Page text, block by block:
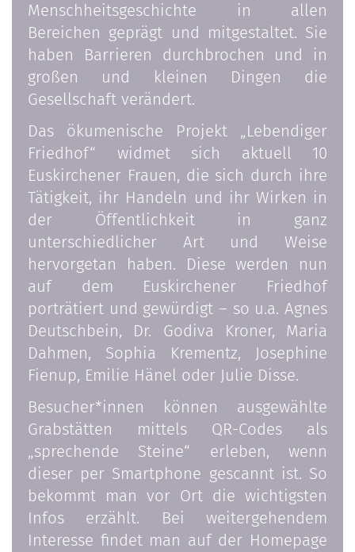
Menschheitsgeschichte in allen
Bereichen geprägt und mitgestaltet. Sie
haben Barrieren durchbrochen und in
großen und kleinen Dingen die
Gesellschaft verändert.
Das ökumenische Projekt „Lebendiger
Friedhof“ widmet sich aktuell 10
Euskirchener Frauen, die sich durch ihre
Tätigkeit, ihr Handeln und ihr Wirken in
der Öffentlichkeit in ganz
unterschiedlicher Art und Weise
hervorgetan haben. Diese werden nun
auf dem Euskirchener Friedhof
porträtiert und gewürdigt – so u.a. Agnes
Deutschbein, Dr. Godiva Kroner, Maria
Dahmen, Sophia Krementz, Josephine
Fienup, Emilie Hänel oder Julie Disse.
Besucher*innen können ausgewählte
Grabstätten mittels QR-Codes als
„sprechende Steine“ erleben, wenn
dieser per Smartphone gescannt ist. So
bekommt man vor Ort die wichtigsten
Infos erzählt. Bei weitergehendem
Interesse findet man auf der Homepage